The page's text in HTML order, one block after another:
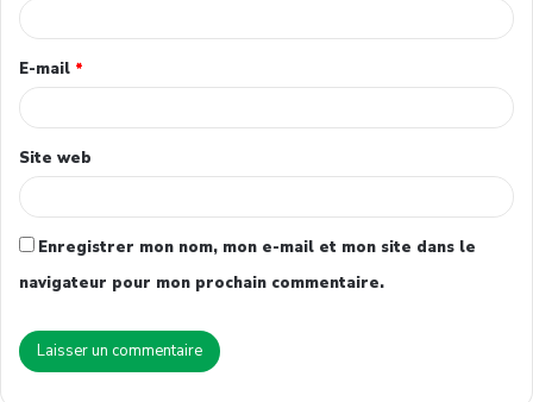
E-mail *
Site web
Enregistrer mon nom, mon e-mail et mon site dans le
navigateur pour mon prochain commentaire.